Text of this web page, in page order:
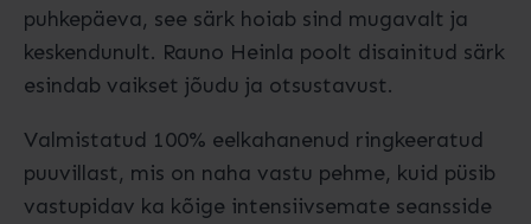
puhkepäeva, see särk hoiab sind mugavalt ja
keskendunult. Rauno Heinla poolt disainitud särk
esindab vaikset jõudu ja otsustavust.
Valmistatud 100% eelkahanenud ringkeeratud
puuvillast, mis on naha vastu pehme, kuid püsib
vastupidav ka kõige intensiivsemate seansside